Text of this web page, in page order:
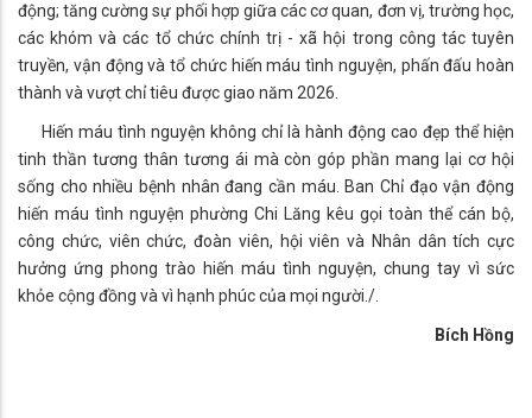
động; tăng cường sự phối hợp giữa các cơ quan, đơn vị, trường học,
các khóm và các tổ chức chính trị - xã hội trong công tác tuyên
truyền, vận động và tổ chức hiến máu tình nguyện, phấn đấu hoàn
thành và vượt chỉ tiêu được giao năm 2026.
Hiến máu tình nguyện không chỉ là hành động cao đẹp thể hiện
tinh thần tương thân tương ái mà còn góp phần mang lại cơ hội
sống cho nhiều bệnh nhân đang cần máu. Ban Chỉ đạo vận động
hiến máu tình nguyện phường Chi Lăng kêu gọi toàn thể cán bộ,
công chức, viên chức, đoàn viên, hội viên và Nhân dân tích cực
hưởng ứng phong trào hiến máu tình nguyện, chung tay vì sức
khỏe cộng đồng và vì hạnh phúc của mọi người./.
Bích Hồng